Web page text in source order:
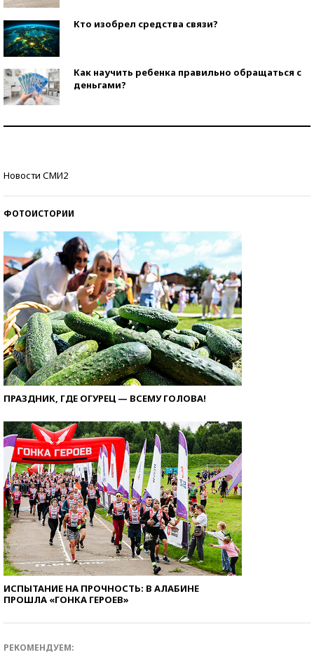
Кто изобрел средства связи?
Как научить ребенка правильно обращаться с
деньгами?
Новости СМИ2
ФОТОИСТОРИИ
ПРАЗДНИК, ГДЕ ОГУРЕЦ — ВСЕМУ ГОЛОВА!
ИСПЫТАНИЕ НА ПРОЧНОСТЬ: В АЛАБИНЕ
ПРОШЛА «ГОНКА ГЕРОЕВ»
РЕКОМЕНДУЕМ: